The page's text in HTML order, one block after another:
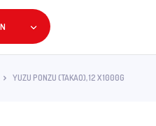
YUZU PONZU (TAKAO), 12 X 1000G